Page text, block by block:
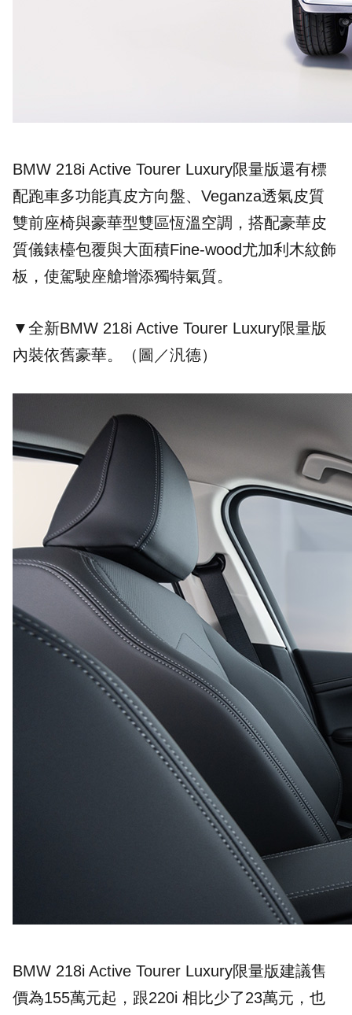
BMW 218i Active Tourer Luxury限量版還有標
配跑車多功能真皮方向盤、Veganza透氣皮質
雙前座椅與豪華型雙區恆溫空調，搭配豪華皮
質儀錶檯包覆與大面積Fine-wood尤加利木紋飾
板，使駕駛座艙增添獨特氣質。
▼全新BMW 218i Active Tourer Luxury限量版
內裝依舊豪華。（圖／汎德）
BMW 218i Active Tourer Luxury限量版建議售
價為155萬元起，跟220i 相比少了23萬元，也